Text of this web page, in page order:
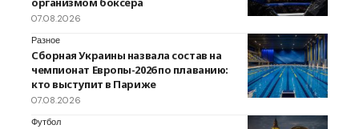
07.08.2026
Разное
Сборная Украины назвала состав на
чемпионат Европы-2026 по плаванию:
кто выступит в Париже
07.08.2026
Футбол